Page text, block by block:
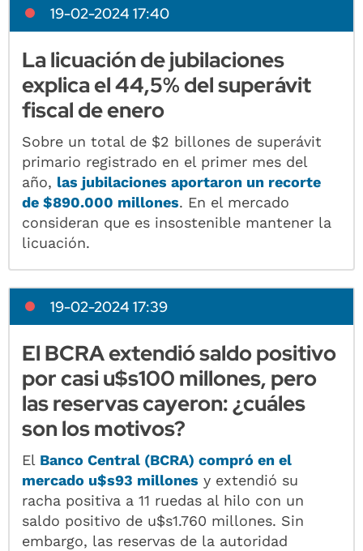
19-02-2024 17:40
La licuación de jubilaciones
explica el 44,5% del superávit
fiscal de enero
Sobre un total de $2 billones de superávit
primario registrado en el primer mes del
año, las jubilaciones aportaron un recorte
de $890.000 millones. En el mercado
consideran que es insostenible mantener la
licuación.
19-02-2024 17:39
El BCRA extendió saldo positivo
por casi u$s100 millones, pero
las reservas cayeron: ¿cuáles
son los motivos?
El Banco Central (BCRA) compró en el
mercado u$s93 millones y extendió su
racha positiva a 11 ruedas al hilo con un
saldo positivo de u$s1.760 millones. Sin
embargo, las reservas de la autoridad